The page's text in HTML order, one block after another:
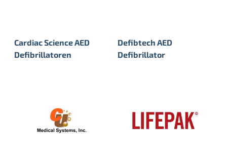
Cardiac Science AED
Defibrillatoren
Defibtech AED
Defibrillator